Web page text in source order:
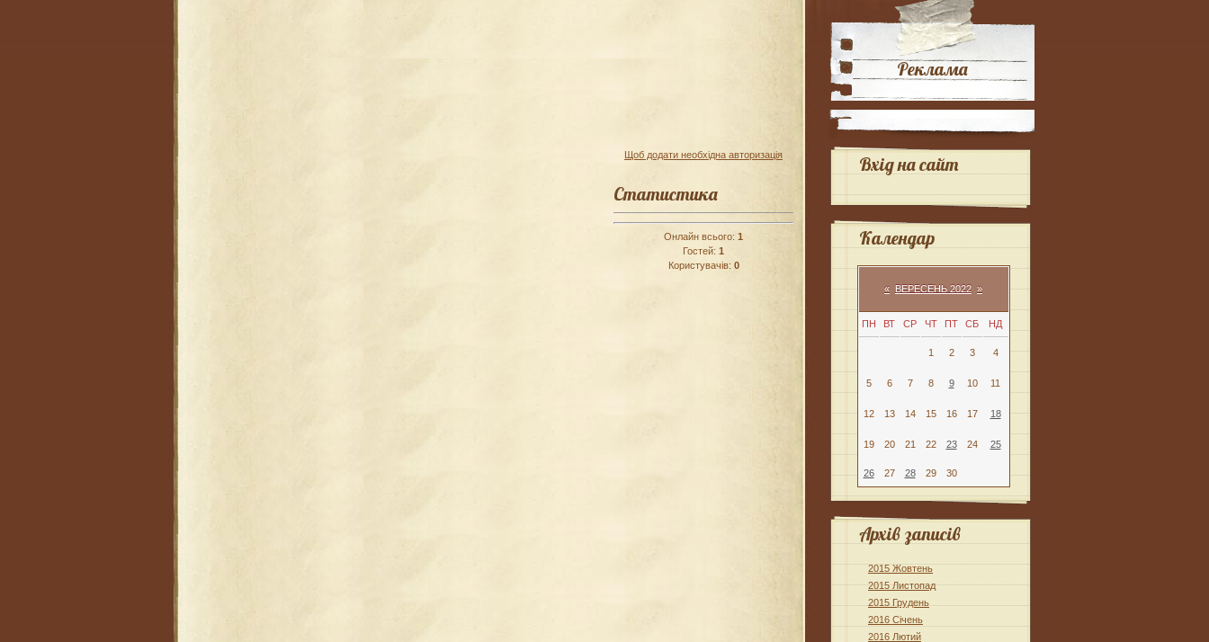
Щоб додати необхідна авторизація
Статистика
Онлайн всього: 1
Гостей: 1
Користувачів: 0
Реклама
Вхід на сайт
Календар
« ВЕРЕСЕНЬ 2022 »
ПН ВТ СР ЧТ ПТ СБ НД
1 2 3 4
5 6 7 8 9 10 11
12 13 14 15 16 17 18
19 20 21 22 23 24 25
26 27 28 29 30
Архів записів
2015 Жовтень
2015 Листопад
2015 Грудень
2016 Січень
2016 Лютий